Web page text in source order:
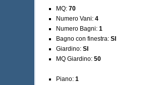
MQ: 70
Numero Vani: 4
Numero Bagni: 1
Bagno con finestra: SI
Giardino: SI
MQ Giardino: 50
Piano: 1